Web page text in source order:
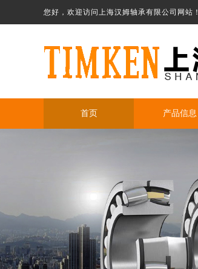
您好，欢迎访问上海汉姆轴承有限公司网站！
首页 产品信息